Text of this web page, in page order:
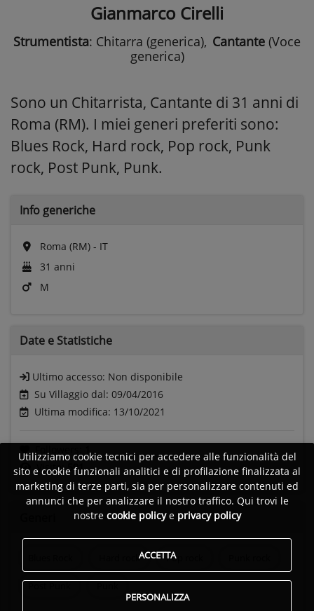
Gianmarco Cirelli
Strumentista: Chitarra (generica), Cantante (Voce
generica)
Sono un Chitarrista, Cantante di 31 anni di
Roma (RM). I miei generi preferiti sono:
Blues Rock, Hard rock, Pop rock, Punk
rock, Post Punk, Punk.
Info generiche
Roma (RM) - IT
31 anni
M
Date e Statistiche
Ultimo accesso: Non disponibile
Su Villaggio dal: 09/04/2016
Ultima modifica: 13/10/2021
Visite:591
Hard rock Pop rock
Utilizziamo cookie tecnici per accedere alle funzionalità del
sito e cookie funzionali analitici e di profilazione finalizzata al
marketing di terze parti, sia per personalizzare contenuti ed
annunci che per analizzare il nostro traffico. Qui trovi le
nostre cookie policye privacy policy
ACCETTA
PERSONALIZZA